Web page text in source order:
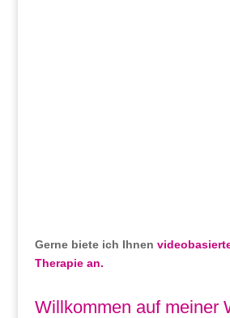
Gerne biete ich Ihnen
Therapie an.
Willkommen auf meiner